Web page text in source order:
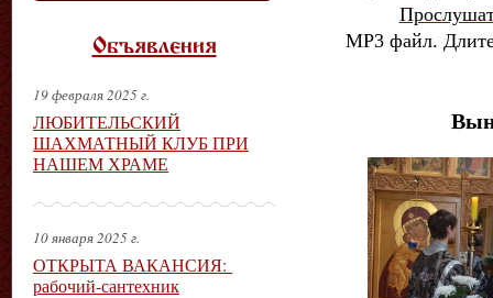
МР3 файл.
Объявления
19 февраля 2025 г.
ЛЮБИТЕЛЬСКИЙ
ШАХМАТНЫЙ КЛУБ ПРИ
НАШЕМ ХРАМЕ
10 января 2025 г.
ОТКРЫТА ВАКАНСИЯ:
рабочий-сантехник